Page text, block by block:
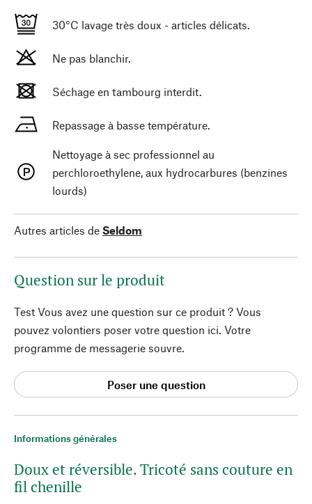
Informations générales
Doux et réversible. Tricoté sans couture en
fil chenille
30°C lavage très doux - articles délicats.
Ne pas blanchir.
Séchage en tambourg interdit.
Repassage à basse température.
Nettoyage à sec professionnel au
perchloroethylene, aux hydrocarbures (benzines
lourds)
Autres articles de Seldom
Question sur le produit
Test Vous avez une question sur ce produit ? Vous
pouvez volontiers poser votre question ici. Votre
programme de messagerie souvre.
Poser une question